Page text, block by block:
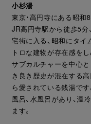
小杉湯
東京・高円寺にある昭和
JR高円寺駅から徒歩5分
宅街に入る、昭和にタ
トロな建物が存在感を
サブカルチャーを中心
き良き歴史が混在する
ら愛されている銭湯です
風呂、水風呂があり、
ます。